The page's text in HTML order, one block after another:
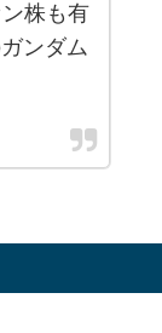
株も有
ンダム